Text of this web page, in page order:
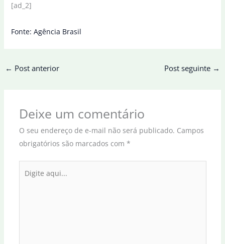
[ad_2]
Fonte: Agência Brasil
← Post anterior Post seguinte →
Deixe um comentário
O seu endereço de e-mail não será publicado. Campos
obrigatórios são marcados com *
aqui...